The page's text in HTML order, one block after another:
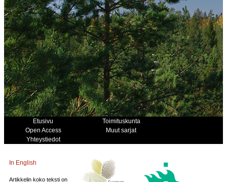
Etusivu
Toimituskunta
Open Access
Muut sarjat
Yhteystiedot
In English
Artikkelin koko teksti on